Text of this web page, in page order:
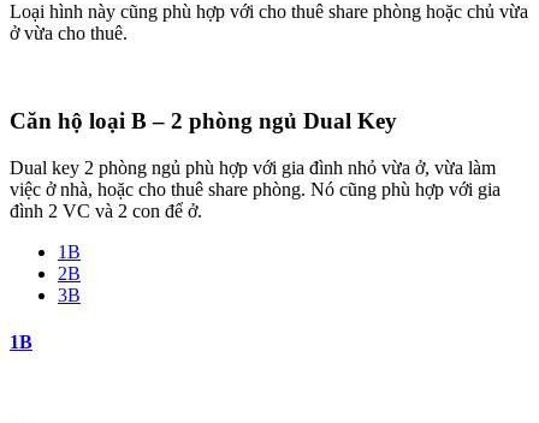
Loại hình này cũng phù hợp với cho thuê share phòng hoặc chủ vừa
ở vừa cho thuê.
Căn hộ loại B – 2 phòng ngủ Dual Key
Dual key 2 phòng ngủ phù hợp với gia đình nhỏ vừa ở, vừa làm
việc ở nhà, hoặc cho thuê share phòng. Nó cũng phù hợp với gia
đình 2 VC và 2 con để ở.
1B
2B
3B
1B